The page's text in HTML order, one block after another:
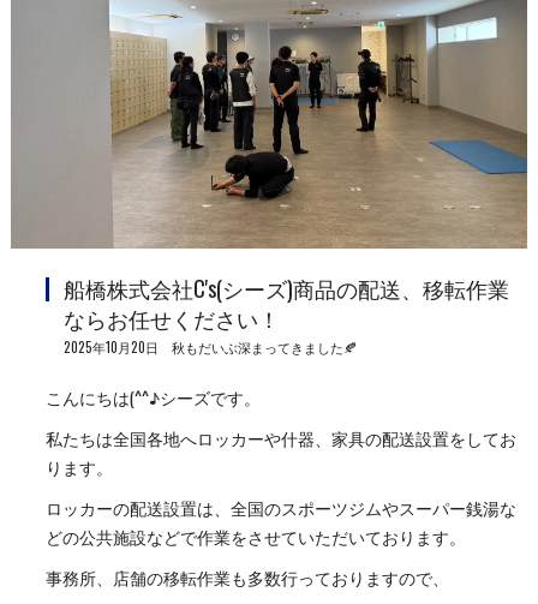
船橋株式会社C's(シーズ)商品の配送、移転作業
ならお任せください！
2025年10月20日 秋もだいぶ深まってきました🍂
こんにちは(^^♪シーズです。
私たちは全国各地へロッカーや什器、家具の配送設置をしてお
ります。
ロッカーの配送設置は、全国のスポーツジムやスーパー銭湯な
どの公共施設などで作業をさせていただいております。
事務所、店舗の移転作業も多数行っておりますので、